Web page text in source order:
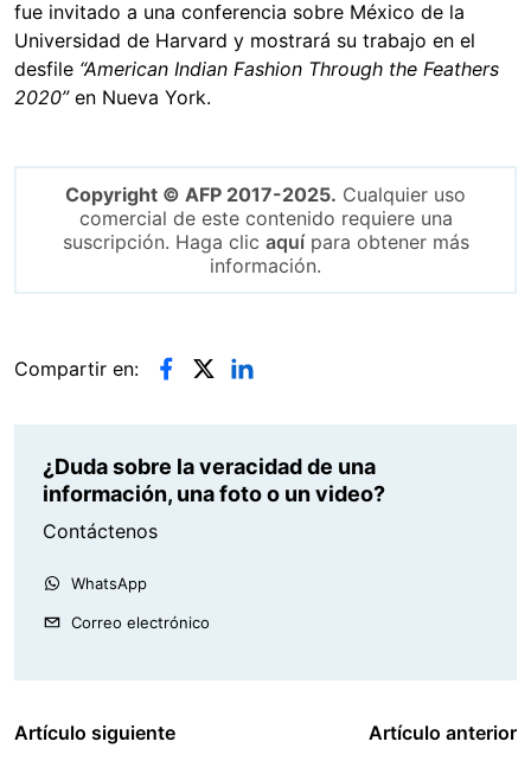
fue invitado a una conferencia sobre México de la
Universidad de Harvard y mostrará su trabajo en el
desfile “American Indian Fashion Through the Feathers
2020”en Nueva York.
Copyright © AFP 2017-2025. Cualquier uso
comercial de este contenido requiere una
suscripción. Haga clic aquípara obtener más
información.
Compartir en:
¿Duda sobre la veracidad de una
información, una foto o un video?
Contáctenos
WhatsApp
Correo electrónico
Artículo siguiente Artículo anterior